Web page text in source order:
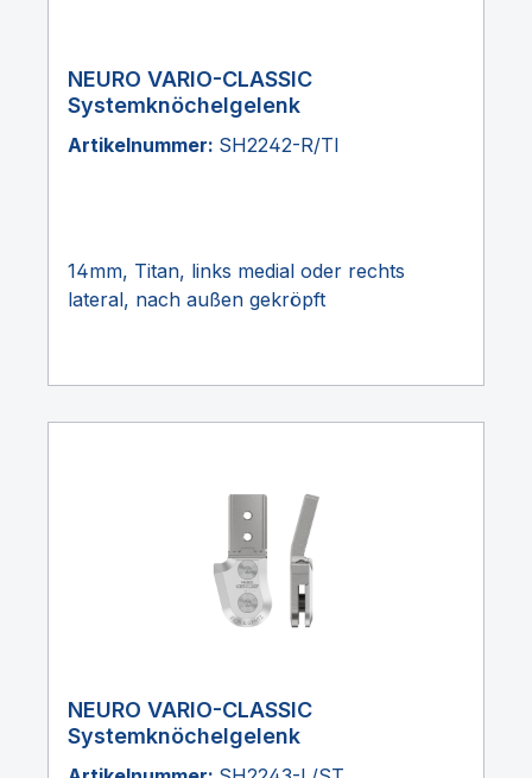
NEURO VARIO-CLASSIC
Systemknöchelgelenk
Artikelnummer: SH2242-R/TI
14mm, Titan, links medial oder rechts
lateral, nach außen gekröpft
NEURO VARIO-CLASSIC
Systemknöchelgelenk